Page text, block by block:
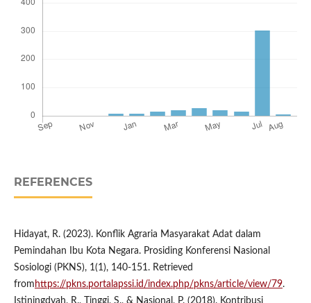
REFERENCES
Hidayat, R. (2023). Konflik Agraria Masyarakat Adat dalam
Pemindahan Ibu Kota Negara. Prosiding Konferensi Nasional
Sosiologi (PKNS), 1(1), 140-151. Retrieved
from https://pkns.portalapssi.id/index.php/pkns/article/view/79.
Istiningdyah, R., Tinggi, S., & Nasional, P. (2018). Kontribusi